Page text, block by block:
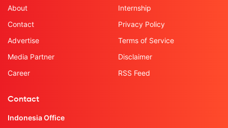
About
Contact
Advertise
Media Partner
Career
Internship
Privacy Policy
Terms of Service
Disclaimer
RSS Feed
Contact
Indonesia Office